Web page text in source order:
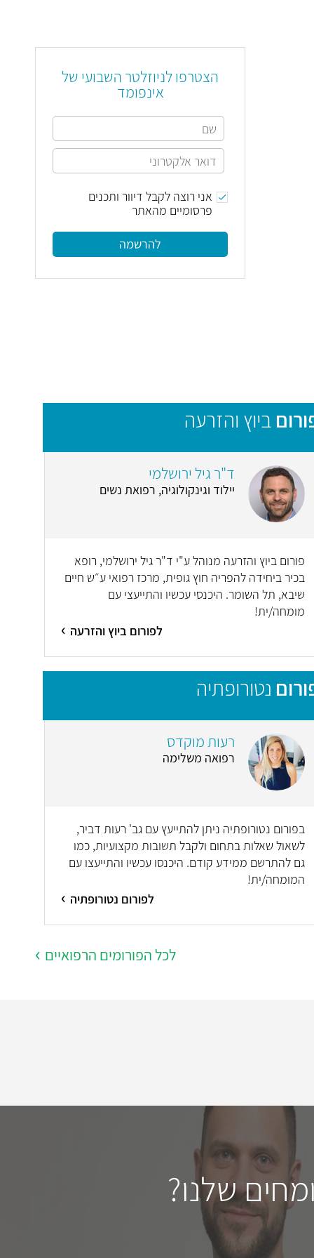
הצטרפו לניוזלטר השבועי של
אינפומד
אני רוצה לקבל דיוור ותכנים
פרסומיים מהאתר
להרשמה
ביוץ והזרעה
ד"ר גיל ירושלמי
יילוד וגינקולוגיה, רפואת נשים
פורום ביוץ והזרעה מנוהל ע"י ד"ר גיל ירושלמי, רופא
בכיר ביחידה להפריה חוץ גופית, מרכז רפואי ע״ש חיים
שיבא, תל השומר. היכנסי עכשיו והתייעצי עם
מומחה/ית!
לפורום ביוץ והזרעה
נטורופתיה
רעות מוקדס
רפואה משלימה
בפורום נטורופתיה ניתן להתייעץ עם גב' רעות דביר,
לשאול שאלות בתחום ולקבל תשובות מקצועיות, כמו
גם להתרשם ממידע קודם. היכנסו עכשיו והתייעצו עם
המומחה/ית!
לפורום נטורופתיה
לכל הפורומים הרפואיים
שלנו?